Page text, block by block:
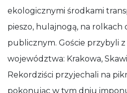
ekologicznymi środkami
pieszo, hulajnogą, na rolkach
publicznym. Goście przybyli
województwa: Krakowa,
Rekordziści przyjechali na
pokonując w tym dniu